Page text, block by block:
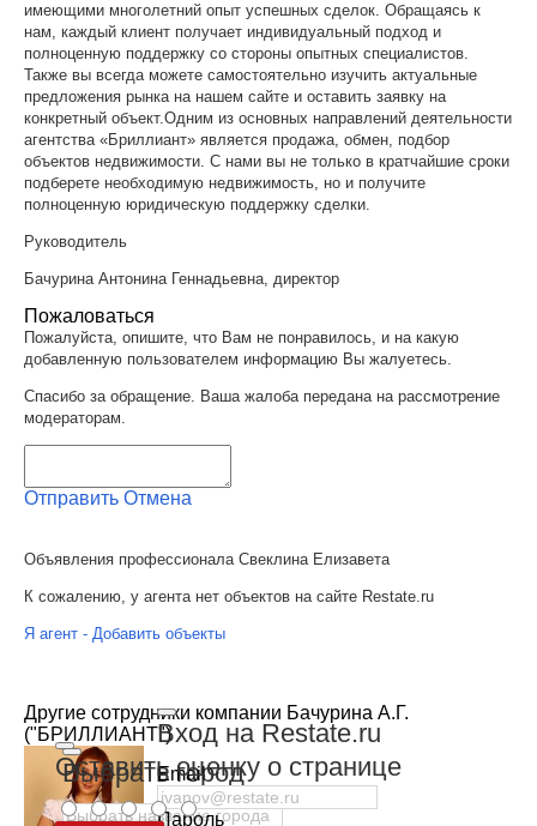
Выбрать город
Вход на Restate.ru
Email
Пароль
имеющими многолетний опыт успешных сделок. Обращаясь к
нам, каждый клиент получает индивидуальный подход и
полноценную поддержку со стороны опытных специалистов.
Также вы всегда можете самостоятельно изучить актуальные
предложения рынка на нашем сайте и оставить заявку на
конкретный объект.Одним из основных направлений деятельности
агентства «Бриллиант» является продажа, обмен, подбор
объектов недвижимости. С нами вы не только в кратчайшие сроки
подберете необходимую недвижимость, но и получите
полноценную юридическую поддержку сделки.
Руководитель
Бачурина Антонина Геннадьевна, директор
Пожаловаться
Пожалуйста, опишите, что Вам не понравилось, и на какую
добавленную пользователем информацию Вы жалуетесь.
Спасибо за обращение. Ваша жалоба передана на рассмотрение
модераторам.
Отправить Отмена
Объявления профессионала Свеклина Елизавета
К сожалению, у агента нет объектов на сайте Restate.ru
Я агент - Добавить объекты
Другие сотрудники компании Бачурина А.Г.
("БРИЛЛИАНТ")
Оставить оценку о странице